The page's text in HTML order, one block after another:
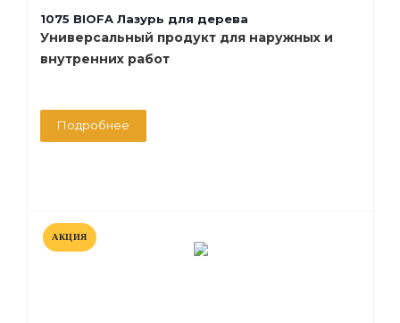
1075 BIOFA Лазурь для дерева
Универсальный продукт для наружных и
внутренних работ
Подробнее
АКЦИЯ